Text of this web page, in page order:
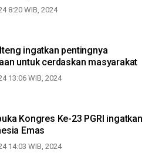
8:20 WIB, 2024
ingatkan pentingnya
untuk cerdaskan masyarakat
13:06 WIB, 2024
Kongres Ke-23 PGRI ingatkan
Emas
14:03 WIB, 2024